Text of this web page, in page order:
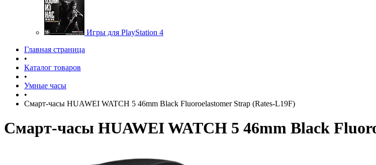
Игры для PlayStation 4
Главная страница
•
Каталог товаров
•
Умные часы
•
Смарт-часы HUAWEI WATCH 5 46mm Black Fluoroelastomer Strap (Rates-L19F)
Смарт-часы HUAWEI WATCH 5 46mm Black